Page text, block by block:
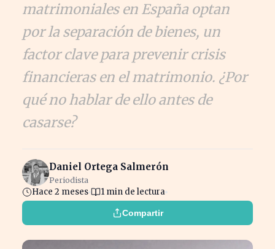
matrimoniales en España optan
por la separación de bienes, un
factor clave para prevenir crisis
financieras en el matrimonio. ¿Por
qué no hablar de ello antes de
casarse?
Daniel Ortega Salmerón
Periodista
Hace 2 meses 1 min de lectura
Compartir